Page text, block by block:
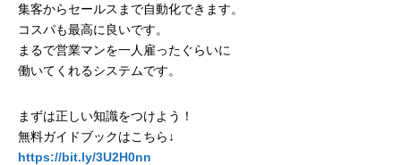
集客からセールスまで自動化できます。
コスパも最高に良いです。
まるで営業マンを一人雇ったぐらいに
働いてくれるシステムです。
まずは正しい知識をつけよう！
無料ガイドブックはこちら↓
https://bit.ly/3U2H0nn